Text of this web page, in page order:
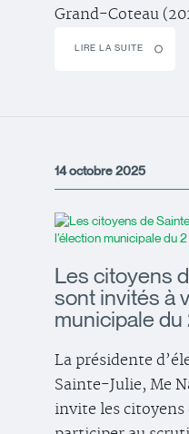
Grand-Coteau
LIRE LA SUITE
14 octobre 2025
Les citoyens
sont invités à
municipale
La présidente
Sainte-Julie, Me
invite les citoyens